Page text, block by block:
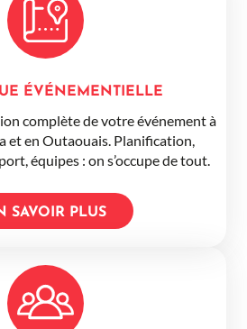
ÉVÉNEMENTIELLE
complète de votre événement à
et en Outaouais. Planification,
équipes : on s’occupe de tout.
SAVOIR PLUS